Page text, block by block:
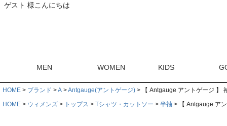
ゲスト 様こんにちは
MEN WOMEN KIDS
HOME ブランド A Antgauge(アントゲージ)
【 Antgauge アントゲージ 】
HOME
ウィメンズ トップス Tシャツ・カットソー 半袖 【 Antgauge ア